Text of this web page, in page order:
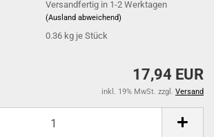
Versandfertig in 1-2 Werktagen
(Ausland abweichend)
0.36 kg je Stück
17,94 EUR
inkl. 19% MwSt. zzgl. Versand